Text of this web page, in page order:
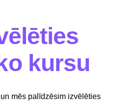
kursu
mēs palīdzēsim izvēlēties